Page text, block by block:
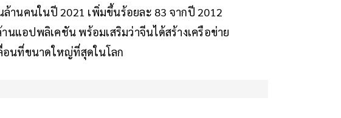
านคนในปี 2021 เพิ่มขึ้นร้อยละ 83 จากปี 2012
อปพลิเคชัน พร้อมเสริมว่าจีนได้สร้างเครือข่าย
อนที่ขนาดใหญ่ที่สุดในโลก